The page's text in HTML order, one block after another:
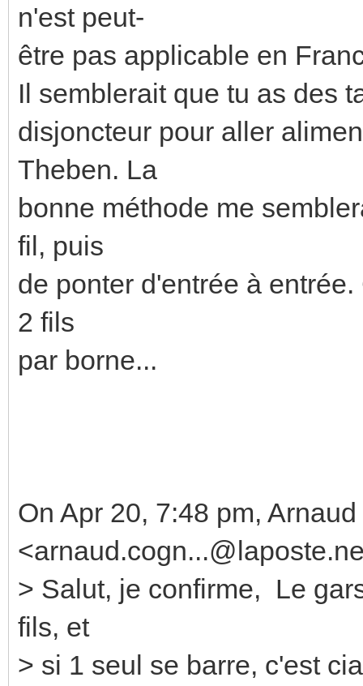
n'est peut-
être pas applicable en
Il semblerait que tu as des
disjoncteur pour aller
Theben. La
bonne méthode me
fil, puis
de ponter d'entrée à
2 fils
par borne...
On Apr 20, 7:48 pm,
> Salut, je confirme, Le
fils, et
> si 1 seul se barre, c'est